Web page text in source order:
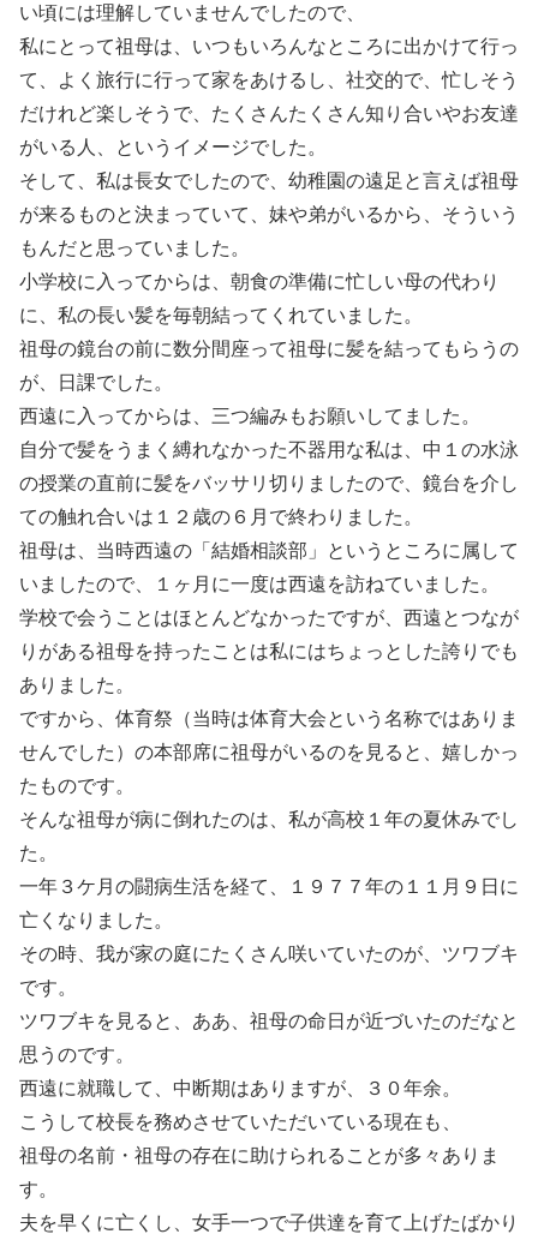
い頃には理解していませんでしたので、
私にとって祖母は、いつもいろんなところに出かけて行っ
て、よく旅行に行って家をあけるし、社交的で、忙しそう
だけれど楽しそうで、たくさんたくさん知り合いやお友達
がいる人、というイメージでした。
そして、私は長女でしたので、幼稚園の遠足と言えば祖母
が来るものと決まっていて、妹や弟がいるから、そういう
もんだと思っていました。
小学校に入ってからは、朝食の準備に忙しい母の代わり
に、私の長い髪を毎朝結ってくれていました。
祖母の鏡台の前に数分間座って祖母に髪を結ってもらうの
が、日課でした。
西遠に入ってからは、三つ編みもお願いしてました。
自分で髪をうまく縛れなかった不器用な私は、中１の水泳
の授業の直前に髪をバッサリ切りましたので、鏡台を介し
ての触れ合いは１２歳の６月で終わりました。
祖母は、当時西遠の「結婚相談部」というところに属して
いましたので、１ヶ月に一度は西遠を訪ねていました。
学校で会うことはほとんどなかったですが、西遠とつなが
りがある祖母を持ったことは私にはちょっとした誇りでも
ありました。
ですから、体育祭（当時は体育大会という名称ではありま
せんでした）の本部席に祖母がいるのを見ると、嬉しかっ
たものです。
そんな祖母が病に倒れたのは、私が高校１年の夏休みでし
た。
一年３ケ月の闘病生活を経て、１９７７年の１１月９日に
亡くなりました。
その時、我が家の庭にたくさん咲いていたのが、ツワブキ
です。
ツワブキを見ると、ああ、祖母の命日が近づいたのだなと
思うのです。
西遠に就職して、中断期はありますが、３０年余。
こうして校長を務めさせていただいている現在も、
祖母の名前・祖母の存在に助けられることが多々ありま
す。
夫を早くに亡くし、女手一つで子供達を育て上げたばかり